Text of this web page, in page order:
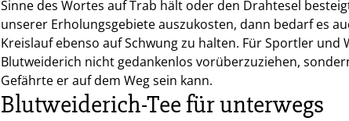
Sinne des Wortes auf Trab hält oder den Drahtesel
unserer Erholungsgebiete auszukosten, dann bedarf es
Kreislauf ebenso auf Schwung zu halten. Für Sportler und
Blutweiderich nicht gedankenlos vorüberzuziehen,
Gefährte er auf dem Weg sein kann.
Blutweiderich-Tee für unterwegs